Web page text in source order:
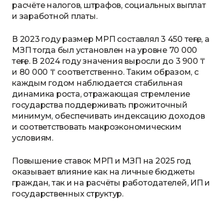
расчёте налогов, штрафов, социальных выплат
и заработной платы.
В 2023 году размер МРП составлял 3 450 теңге, а
МЗП тогда был установлен на уровне 70 000
теңге. В 2024 году значения выросли до 3 900 ₸
и 80 000 ₸ соответственно. Таким образом, с
каждым годом наблюдается стабильная
динамика роста, отражающая стремление
государства поддерживать прожиточный
минимум, обеспечивать индексацию доходов
и соответствовать макроэкономическим
условиям.
Повышение ставок МРП и МЗП на 2025 год
оказывает влияние как на личные бюджеты
граждан, так и на расчёты работодателей, ИП и
государственных структур.